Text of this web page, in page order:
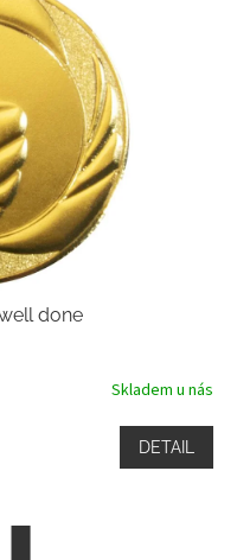
done
Skladem u nás
DETAIL